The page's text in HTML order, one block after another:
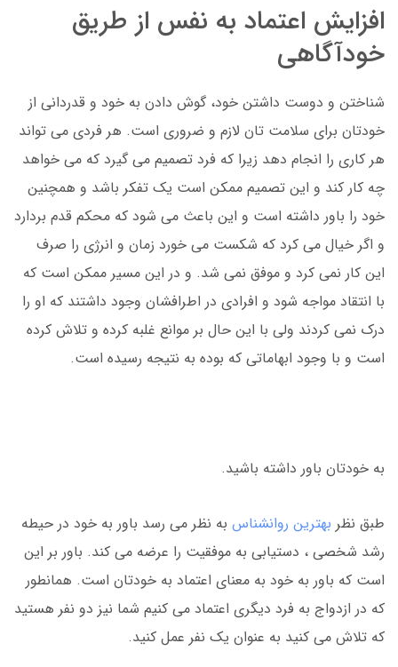
افزایش اعتماد به نفس از طریق
خودآگاهی
شناختن و دوست داشتن خود، گوش دادن به خود و قدردانی از
خودتان برای سلامت تان لازم و ضروری است. هر فردی می تواند
هر کاری را انجام دهد زیرا که فرد تصمیم می گیرد که می خواهد
چه کار کند و این تصمیم ممکن است یک تفکر باشد و همچنین
خود را باور داشته است و این باعث می شود که محکم قدم بردارد
و اگر خیال می کرد که شکست می خورد زمان و انرژی را صرف
این کار نمی کرد و موفق نمی شد. و در این مسیر ممکن است که
با انتقاد مواجه شود و افرادی در اطرافشان وجود داشتند که او را
درک نمی کردند ولی با این حال بر موانع غلبه کرده و تلاش کرده
است و با وجود ابهاماتی که بوده به نتیجه رسیده است.
به خودتان باور داشته باشید.
طبق نظر بهترین روانشناس به نظر می رسد باور به خود در حیطه
رشد شخصی ، دستیابی به موفقیت را عرضه می کند. باور بر این
است که باور به خود به معنای اعتماد به خودتان است. همانطور
که در ازدواج به فرد دیگری اعتماد می کنیم شما نیز دو نفر هستید
که تلاش می کنید به عنوان یک نفر عمل کنید.